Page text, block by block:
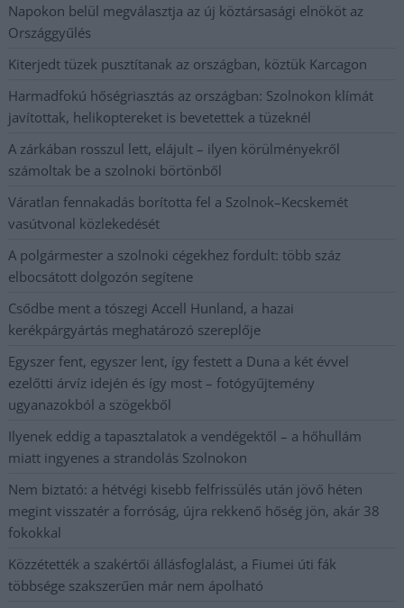
Napokon belül megválasztja az új köztársasági elnököt az
Országgyűlés
Kiterjedt tüzek pusztítanak az országban, köztük Karcagon
Harmadfokú hőségriasztás az országban: Szolnokon klímát
javítottak, helikoptereket is bevetettek a tüzeknél
A zárkában rosszul lett, elájult – ilyen körülményekről
számoltak be a szolnoki börtönből
Váratlan fennakadás borította fel a Szolnok–Kecskemét
vasútvonal közlekedését
A polgármester a szolnoki cégekhez fordult: több száz
elbocsátott dolgozón segítene
Csődbe ment a tószegi Accell Hunland, a hazai
kerékpárgyártás meghatározó szereplője
Egyszer fent, egyszer lent, így festett a Duna a két évvel
ezelőtti árvíz idején és így most – fotógyűjtemény
ugyanazokból a szögekből
Ilyenek eddig a tapasztalatok a vendégektől – a hőhullám
miatt ingyenes a strandolás Szolnokon
Nem biztató: a hétvégi kisebb felfrissülés után jövő héten
megint visszatér a forróság, újra rekkenő hőség jön, akár 38
fokokkal
Közzétették a szakértői állásfoglalást, a Fiumei úti fák
többsége szakszerűen már nem ápolható